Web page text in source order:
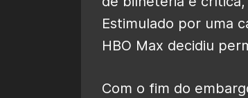
Estimulado por uma
HBO Max decidiu
Com o fim do